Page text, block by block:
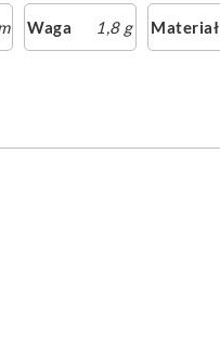
Waga 1,8 g Materiał